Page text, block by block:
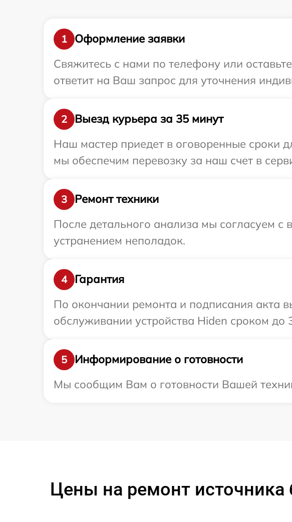
1
Оформление заявки
Свяжитесь с нами по телефону или
ответит на Ваш запрос для уточнения
2
Выезд курьера за 35 минут
Наш мастер приедет в оговоренные сроки
мы обеспечим перевозку за наш счет в
3
Ремонт техники
После детального анализа мы согласуем
устранением неполадок.
4
Гарантия
По окончании ремонта и подписания акта
обслуживании устройства Hiden сроком до
5
Информирование о готовности
Мы сообщим Вам о готовности Вашей
Цены на ремонт источника